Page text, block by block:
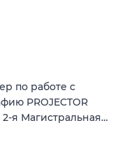
по работе с
PROJECTOR
я Магистральная…